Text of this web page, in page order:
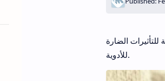
الضارة
للأدوية.